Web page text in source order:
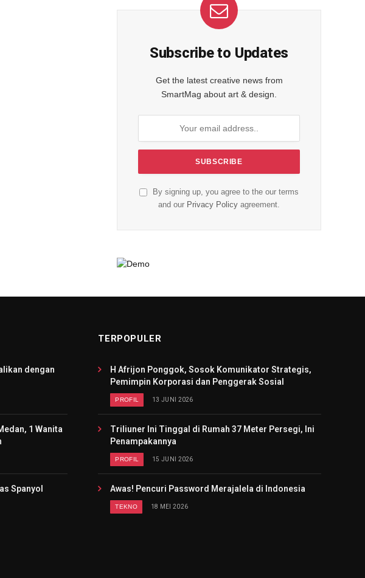
Subscribe to Updates
Get the latest creative news from
SmartMag about art & design.
By signing up, you agree to the our terms
and our Privacy Policy agreement.
dengan
1 Wanita
Spanyol
TERPOPULER
H Afrijon Ponggok, Sosok Komunikator Strategis,
Pemimpin Korporasi dan Penggerak Sosial
PROFIL 13 JUNI 2026
Triliuner Ini Tinggal di Rumah 37 Meter Persegi, Ini
Penampakannya
PROFIL 15 JUNI 2026
Awas! Pencuri Password Merajalela di Indonesia
TEKNO 18 MEI 2026